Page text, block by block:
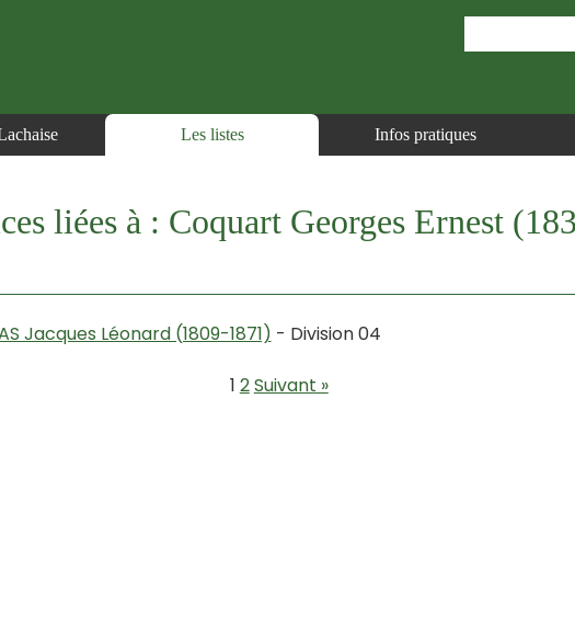
Les listes Infos pratiques
liées à : Coquart Georges Ernest
Jacques Léonard (1809-1871) - Division 04
1 2Suivant »